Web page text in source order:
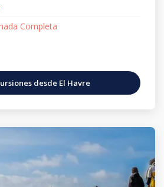
Completa
desde El Havre